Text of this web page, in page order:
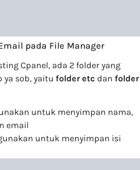
pada File Manager
Cpanel, ada 2 folder yang
sob, yaitu folderetc dan folder
untuk menyimpan nama,
email
untuk menyimpan isi